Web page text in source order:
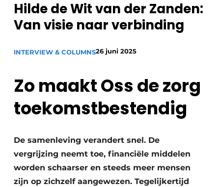
Nieuwsbrief
Podcasts
Vacature aanmelden
Video’s
Woonzorg & Verpleeghuizen
Privéklinieken
Laboratoria
Hilde de Wit van der Zanden:
Van visie naar verbinding
INTERVIEW & COLUMNS26 juni 2025
Zo maakt Oss de zorg
toekomstbestendig
De samenleving verandert snel. De
vergrijzing neemt toe, financiële middelen
worden schaarser en steeds meer mensen
zijn op zichzelf aangewezen. Tegelijkertijd